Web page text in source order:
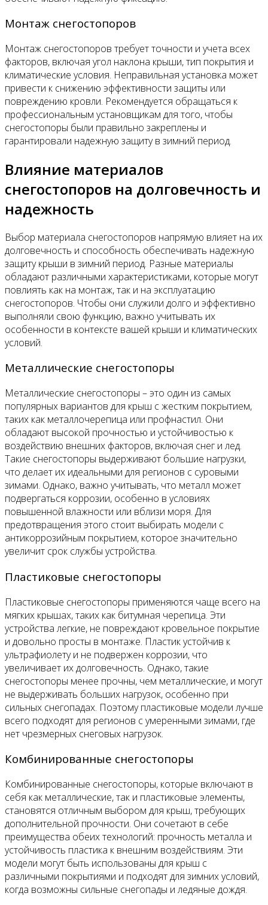
Монтаж снегостопоров
Монтаж снегостопоров требует точности и учета всех
факторов, включая угол наклона крыши, тип покрытия и
климатические условия. Неправильная установка может
привести к снижению эффективности защиты или
повреждению кровли. Рекомендуется обращаться к
профессиональным установщикам для того, чтобы
снегостопоры были правильно закреплены и
гарантировали надежную защиту в зимний период.
Влияние материалов
снегостопоров на долговечность и
надежность
Выбор материала снегостопоров напрямую влияет на их
долговечность и способность обеспечивать надежную
защиту крыши в зимний период. Разные материалы
обладают различными характеристиками, которые могут
повлиять как на монтаж, так и на эксплуатацию
снегостопоров. Чтобы они служили долго и эффективно
выполняли свою функцию, важно учитывать их
особенности в контексте вашей крыши и климатических
условий.
Металлические снегостопоры
Металлические снегостопоры – это один из самых
популярных вариантов для крыш с жестким покрытием,
таких как металлочерепица или профнастил. Они
обладают высокой прочностью и устойчивостью к
воздействию внешних факторов, включая снег и лед.
Такие снегостопоры выдерживают большие нагрузки,
что делает их идеальными для регионов с суровыми
зимами. Однако, важно учитывать, что металл может
подвергаться коррозии, особенно в условиях
повышенной влажности или вблизи моря. Для
предотвращения этого стоит выбирать модели с
антикоррозийным покрытием, которое значительно
увеличит срок службы устройства.
Пластиковые снегостопоры
Пластиковые снегостопоры применяются чаще всего на
мягких крышах, таких как битумная черепица. Эти
устройства легкие, не повреждают кровельное покрытие
и довольно просты в монтаже. Пластик устойчив к
ультрафиолету и не подвержен коррозии, что
увеличивает их долговечность. Однако, такие
снегостопоры менее прочны, чем металлические, и могут
не выдерживать больших нагрузок, особенно при
сильных снегопадах. Поэтому пластиковые модели лучше
всего подходят для регионов с умеренными зимами, где
нет чрезмерных снеговых нагрузок.
Комбинированные снегостопоры
Комбинированные снегостопоры, которые включают в
себя как металлические, так и пластиковые элементы,
становятся отличным выбором для крыш, требующих
дополнительной прочности. Они сочетают в себе
преимущества обеих технологий: прочность металла и
устойчивость пластика к внешним воздействиям. Эти
модели могут быть использованы для крыш с
различными покрытиями и подходят для зимних условий,
когда возможны сильные снегопады и ледяные дождя.